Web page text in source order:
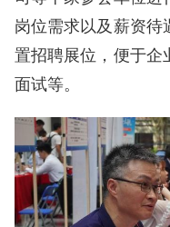
岗位需求以及薪资
置招聘展位，便于企
面试等。